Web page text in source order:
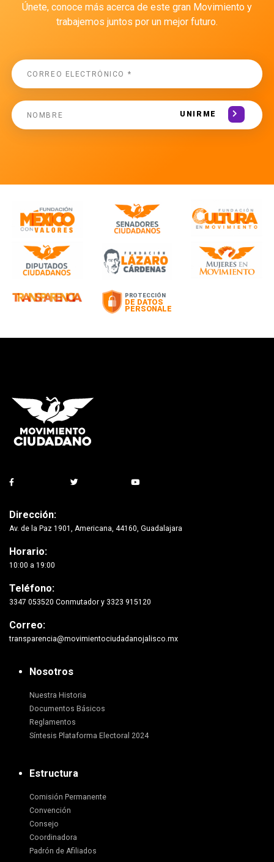
Únete, conoce más acerca de este gran Movimiento y
trabajemos juntos por un mejor futuro.
UNIRME
Dirección:
Av. de la Paz 1901, Americana, 44160, Guadalajara
Horario:
10:00 a 19:00
Teléfono:
3347 053520 Conmutador y 3323 915120
Correo:
transparencia@movimientociudadanojalisco.mx
Nosotros
Nuestra Historia
Documentos Básicos
Reglamentos
Síntesis Plataforma Electoral 2024
Estructura
Comisión Permanente
Convención
Consejo
Coordinadora
Padrón de Afiliados